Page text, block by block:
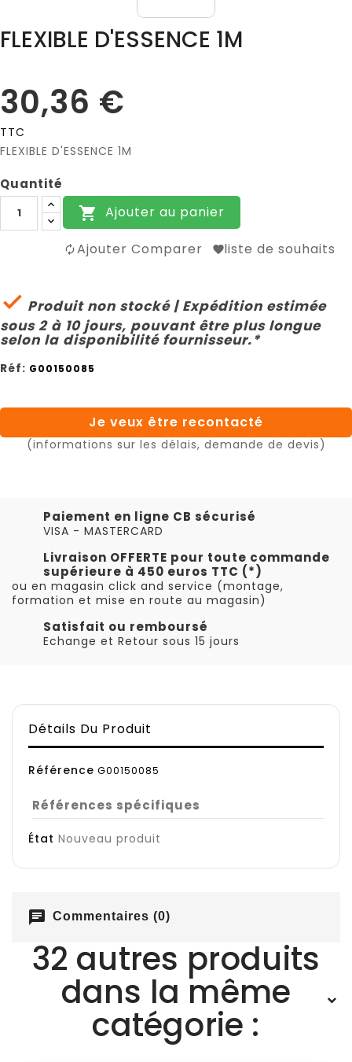
FLEXIBLE D'ESSENCE 1M
30,36 €
TTC
FLEXIBLE D'ESSENCE 1M
Quantité
 Ajouter au panier
Ajouter Comparer liste de souhaits
 Produit non stocké | Expédition estimée
sous 2 à 10 jours, pouvant être plus longue
selon la disponibilité fournisseur.*
Réf: G00150085
Je veux être recontacté
(informations sur les délais, demande de devis)
Paiement en ligne CB sécurisé
VISA - MASTERCARD
Livraison OFFERTE pour toute commande
supérieure à 450 euros TTC (*)
ou en magasin click and service (montage,
formation et mise en route au magasin)
Satisfait ou remboursé
Echange et Retour sous 15 jours
Détails Du Produit
Référence G00150085
Références spécifiques
État Nouveau produit
chat Commentaires (0)
32 autres produits
dans la même
catégorie :